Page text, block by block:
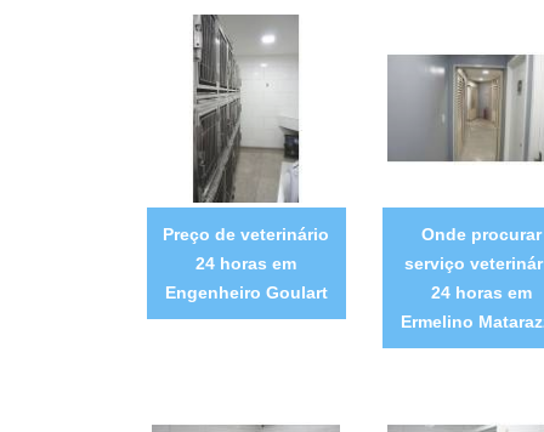
Preço de veterinário
24 horas em
Engenheiro Goulart
Onde procurar
serviço
24 horas em
Ermelino